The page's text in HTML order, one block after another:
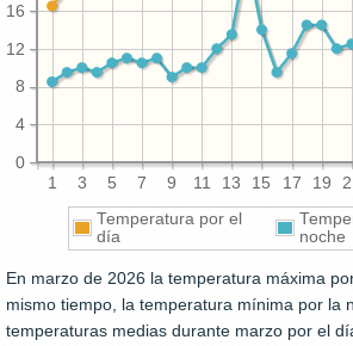
1 3 5 7 9 11 13 15 17 19
0
4
8
12
16
Temperatura por el
día
noche
En marzo de 2026 la temperatura máxima
mismo tiempo, la temperatura mínima por la
temperaturas medias durante marzo por el